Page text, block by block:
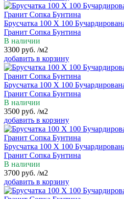
Брусчатка 100 Х 100
Гранит Сопка Бунтина
В наличии
3300 руб. /м2
добавить в корзину
Брусчатка 100 Х 100
Гранит Сопка Бунтина
В наличии
3500 руб. /м2
добавить в корзину
Брусчатка 100 Х 100
Гранит Сопка Бунтина
В наличии
3700 руб. /м2
добавить в корзину